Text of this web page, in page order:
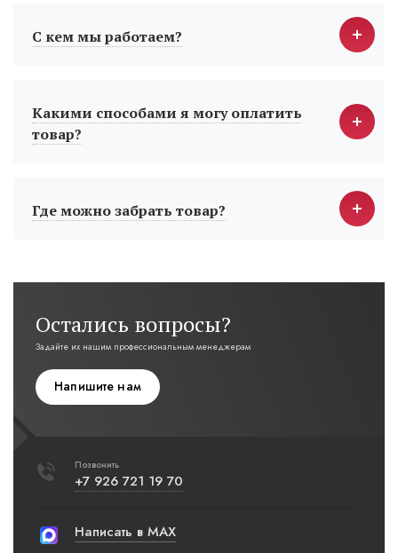
С кем мы работаем?
Какими способами я могу оплатить
товар?
Где можно забрать товар?
Остались вопросы?
Задайте их нашим профессиональным менеджерам
Напишите нам
Позвонить
+7 926 721 19 70
Написать в MAX